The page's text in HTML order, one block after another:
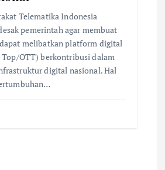
Telematika Indonesia
pemerintah agar membuat
melibatkan platform digital
Top/OTT) berkontribusi dalam
digital nasional. Hal